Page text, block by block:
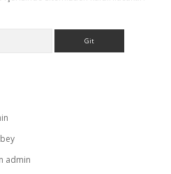
admin